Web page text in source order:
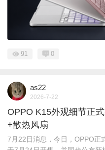
91 0
as22
2026-7-22
OPPO K15外观细节正
+散热风扇
7月22日消息，今日，OPPO正